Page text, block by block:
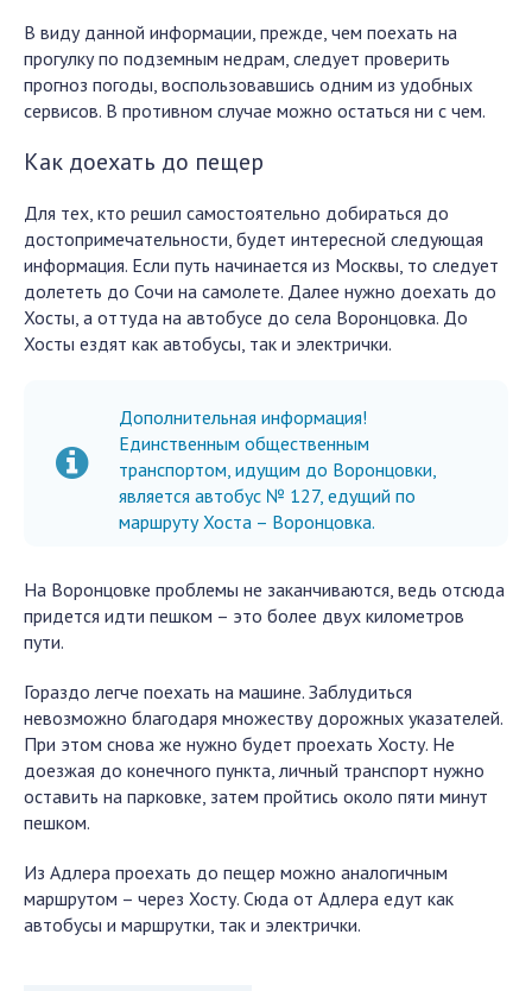
В виду данной информации, прежде, чем поехать на
прогулку по подземным недрам, следует проверить
прогноз погоды, воспользовавшись одним из удобных
сервисов. В противном случае можно остаться ни с чем.
Как доехать до пещер
Для тех, кто решил самостоятельно добираться до
достопримечательности, будет интересной следующая
информация. Если путь начинается из Москвы, то следует
долететь до Сочи на самолете. Далее нужно доехать до
Хосты, а оттуда на автобусе до села Воронцовка. До
Хосты ездят как автобусы, так и электрички.
Дополнительная информация!
Единственным общественным
транспортом, идущим до Воронцовки,
является автобус № 127, едущий по
маршруту Хоста – Воронцовка.
На Воронцовке проблемы не заканчиваются, ведь отсюда
придется идти пешком – это более двух километров
пути.
Гораздо легче поехать на машине. Заблудиться
невозможно благодаря множеству дорожных указателей.
При этом снова же нужно будет проехать Хосту. Не
доезжая до конечного пункта, личный транспорт нужно
оставить на парковке, затем пройтись около пяти минут
пешком.
Из Адлера проехать до пещер можно аналогичным
маршрутом – через Хосту. Сюда от Адлера едут как
автобусы и маршрутки, так и электрички.